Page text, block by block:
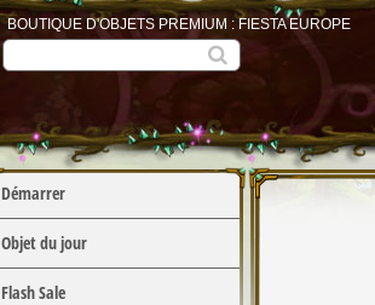
BOUTIQUE D'OBJETS PREMIUM : FIESTA EUROPE
Démarrer
Objet du jour
Flash Sale